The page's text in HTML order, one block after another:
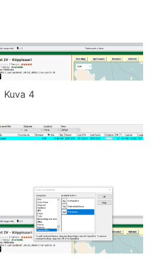
Kuva 4